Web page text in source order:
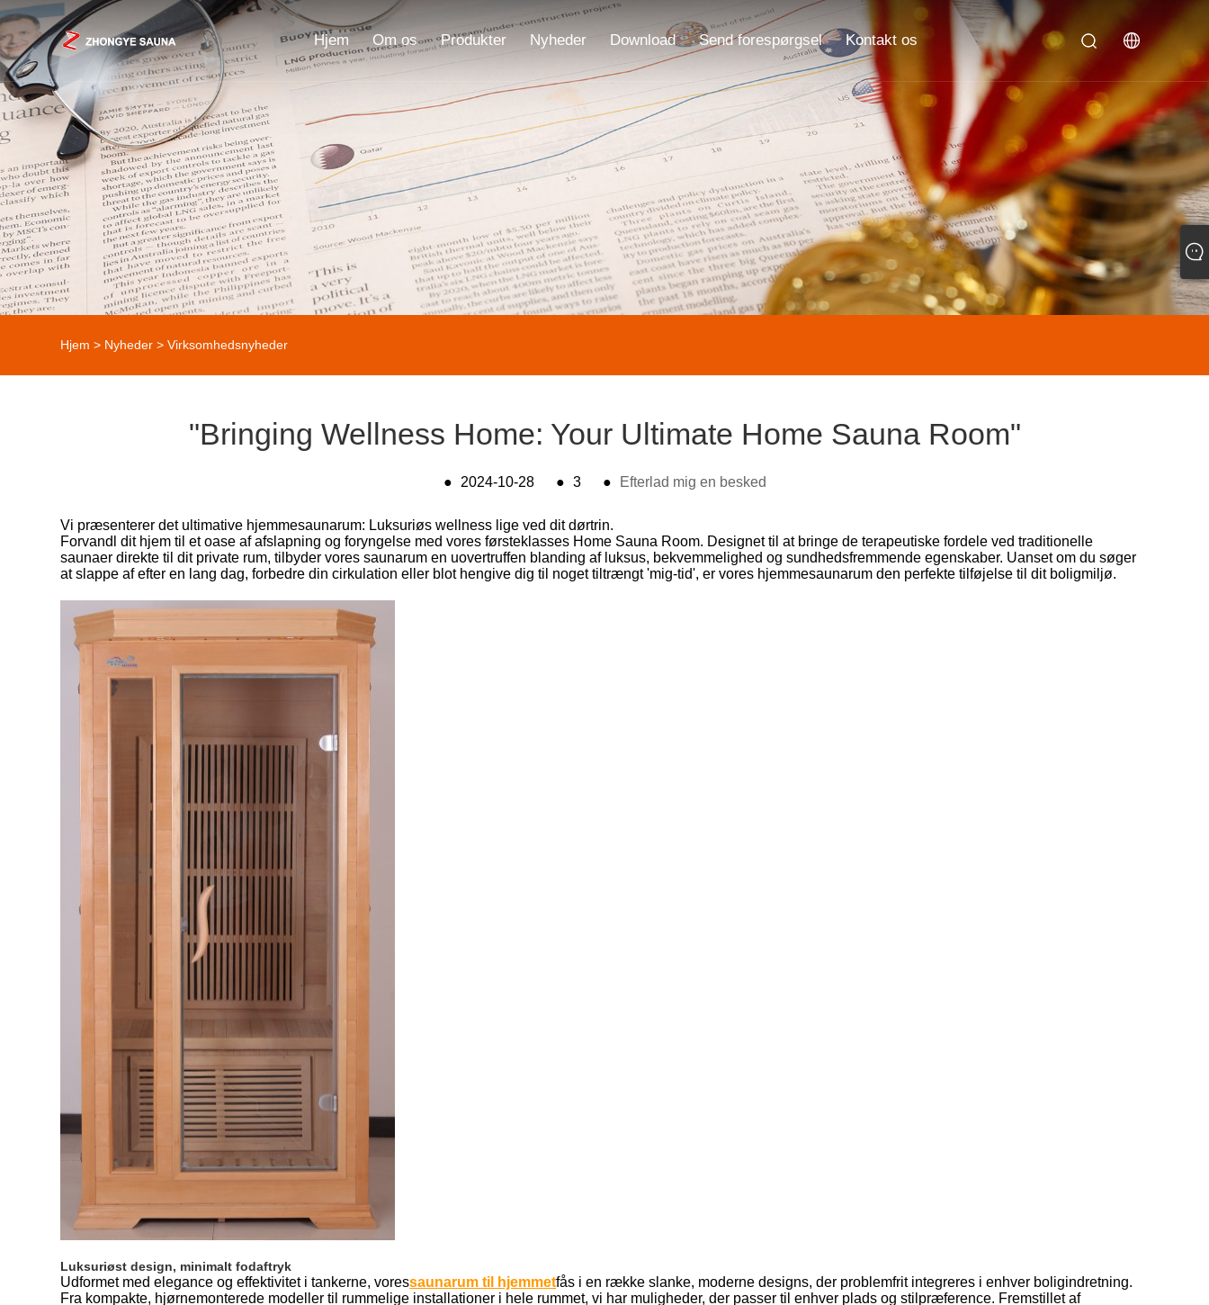
Hjem Om os Produkter Nyheder Download Send forespørgsel Kontakt os
Hjem > Nyheder >Virksomhedsnyheder
"Bringing Wellness Home: Your Ultimate Home Sauna Room"
● 2024-10-28 ● 3 ● Efterlad mig en besked
Vi præsenterer det ultimative hjemmesaunarum: Luksuriøs wellness lige ved dit dørtrin.
Forvandl dit hjem til et oase af afslapning og foryngelse med vores førsteklasses Home Sauna Room. Designet til at bringe de terapeutiske fordele ved traditionelle
saunaer direkte til dit private rum, tilbyder vores saunarum en uovertruffen blanding af luksus, bekvemmelighed og sundhedsfremmende egenskaber. Uanset om du søger
at slappe af efter en lang dag, forbedre din cirkulation eller blot hengive dig til noget tiltrængt 'mig-tid', er vores hjemmesaunarum den perfekte tilføjelse til dit boligmiljø.
Luksuriøst design, minimalt fodaftryk
Udformet med elegance og effektivitet i tankerne, voressaunarum til hjemmetfås i en række slanke, moderne designs, der problemfrit integreres i enhver boligindretning.
Fra kompakte, hjørnemonterede modeller til rummelige installationer i hele rummet, vi har muligheder, der passer til enhver plads og stilpræference. Fremstillet af